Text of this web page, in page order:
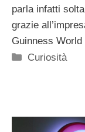
parla infatti
grazie
Guinness World
Categorie
Curiosità